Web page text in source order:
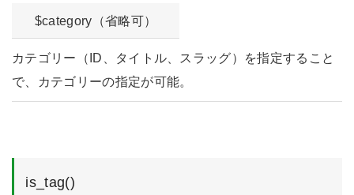
$category（省略可）
カテゴリー（ID、タイトル、スラッグ）を指定すること
で、カテゴリーの指定が可能。
is_tag()